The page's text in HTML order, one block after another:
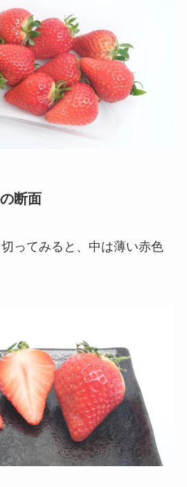
断面
ってみると、中は薄い赤色